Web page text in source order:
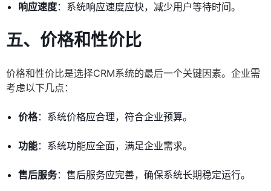
响应速度：系统响应速度应快，减少用户等待时间。
五、价格和性价比
价格和性价比是选择CRM系统的最后一个关键因素。企业需
考虑以下几点：
价格：系统价格应合理，符合企业预算。
功能：系统功能应全面，满足企业需求。
售后服务：售后服务应完善，确保系统长期稳定运行。